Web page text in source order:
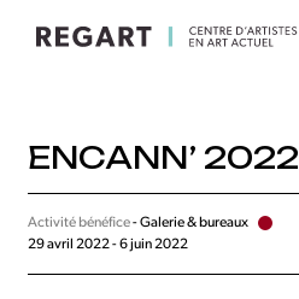
ENCANN’ 2022
Activité bénéfice- Galerie & bureaux
29 avril 2022 - 6 juin 2022